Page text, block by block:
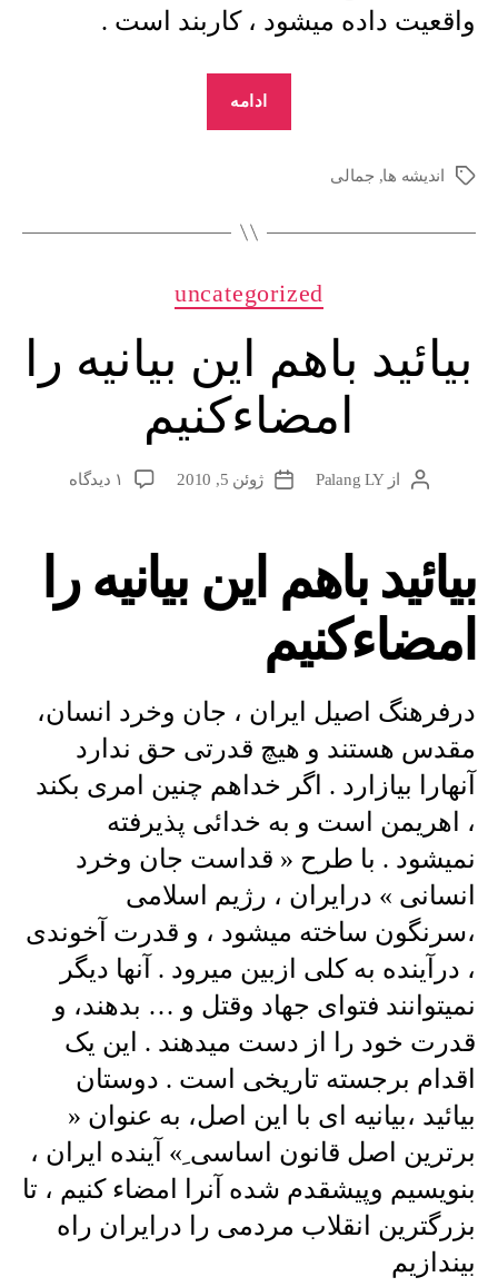
واقعیت داده میشود ، کاربند است .
ادامه
–
برچسب‌ها
اندیشه ها, جمالی
دسته‌ها
uncategorized
بیائید باهم این بیانیه را
امضاءکنیم
نویسندهٔ
ازPalang LY
تاریخژوئن 5, 2010 ۱ دیدگاه
برای
این
رابیائید باهم این بیانیه را
امضاءکنیم
درفرهنگ اصیل ایران ، جان وخرد انسان،
مقدس هستند و هیچ قدرتی حق ندارد
آنهارا بیازارد . اگر خداهم چنین امری بکند
، اهریمن است و به خدائی پذیرفته
نمیشود . با طرح « قداست جان وخرد
انسانی » درایران ، رژیم اسلامی
،سرنگون ساخته میشود ، و قدرت آخوندی
، درآینده به کلی ازبین میرود . آنها دیگر
نمیتوانند فتوای جهاد وقتل و … بدهند، و
قدرت خود را از دست میدهند . این یک
اقدام برجسته تاریخی است . دوستان
بیائید ،بیانیه ای با این اصل، به عنوان «
برترین اصل قانون اساسی ِ» آینده ایران ،
بنویسیم وپیشقدم شده آنرا امضاء کنیم ، تا
بزرگترین انقلاب مردمی را درایران راه
بیندازیم